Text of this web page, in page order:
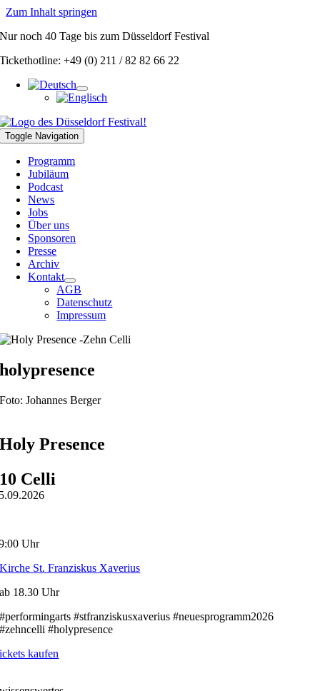
Zum Inhalt springen
Nur noch40 Tagebis zum Düsseldorf Festival
Tickethotline: +49 (0) 211 / 82 82 66 22
Toggle Navigation
Programm
Jubiläum
Podcast
News
Jobs
Über uns
Sponsoren
Presse
Archiv
Kontakt
AGB
Datenschutz
Impressum
holypresence
Foto: Johannes Berger
Holy Presence
10 Celli
Uhr
Kirche St. Franziskus Xaverius
ab 18.30 Uhr
#performingarts #stfranziskusxaverius #neuesprogramm2026
#zehncelli #holypresence
kaufen